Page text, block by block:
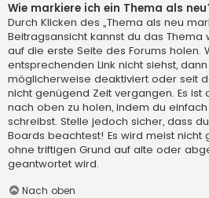
Wie markiere ich ein Thema als
Durch Klicken des „Thema als neu
Beitragsansicht kannst du das
auf die erste Seite des Forums holen.
entsprechenden Link nicht siehst,
möglicherweise deaktiviert oder seit
nicht genügend Zeit vergangen. Es ist
nach oben zu holen, indem du
schreibst. Stelle jedoch sicher, dass
Boards beachtest! Es wird meist nicht
ohne triftigen Grund auf alte oder
geantwortet wird.
Nach oben